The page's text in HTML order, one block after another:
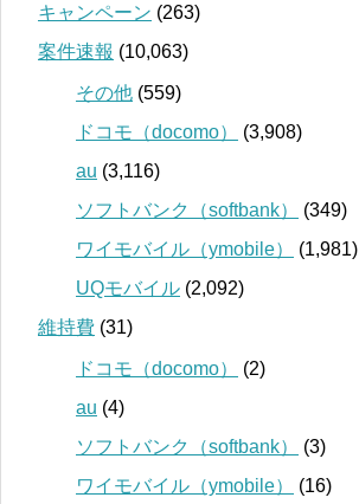
キャンペーン (263)
案件速報 (10,063)
その他 (559)
ドコモ（docomo）
(3,908)
au (3,116)
ソフトバンク（softbank）
(349)
ワイモバイル（ymobile）
(1,981)
UQモバイル (2,092)
維持費 (31)
ドコモ（docomo）
(2)
au (4)
ソフトバンク（softbank）
(3)
ワイモバイル（ymobile）
(16)